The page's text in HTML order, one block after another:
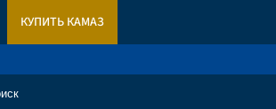
КУПИТЬ КАМАЗ